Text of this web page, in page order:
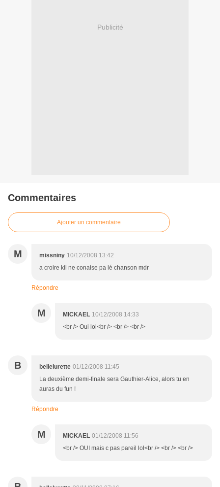
Publicité
Commentaires
Ajouter un commentaire
M missniny 10/12/2008 13:42
a croire kil ne conaise pa lé chanson mdr
Répondre
M MICKAEL 10/12/2008 14:33
<br /> Oui lol<br /> <br /> <br />
B bellelurette 01/12/2008 11:45
La deuxième demi-finale sera Gauthier-Alice, alors tu en
auras du fun !
Répondre
M MICKAEL 01/12/2008 11:56
<br /> OUI mais c pas pareil lol<br /> <br /> <br />